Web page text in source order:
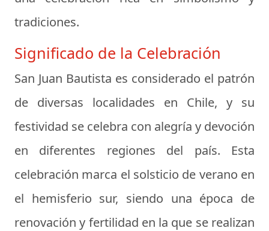
tradiciones.
Significado de la Celebración
San Juan Bautista es considerado el patrón
de diversas localidades en Chile, y su
festividad se celebra con alegría y devoción
en diferentes regiones del país. Esta
celebración marca el solsticio de verano en
el hemisferio sur, siendo una época de
renovación y fertilidad en la que se realizan